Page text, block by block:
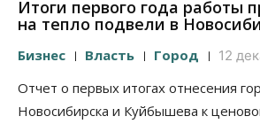
Итоги первого года работы
на тепло подвели в
Бизнес Власть Город 12
Отчет о первых итогах отнесения
Новосибирска и Куйбышева к